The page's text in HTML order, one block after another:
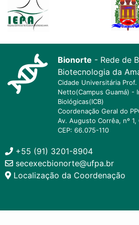
Bionorte - Rede de
Biotecnologia da
Cidade Universitária
Netto(Campus Guamá) -
Biológicas(ICB)
Coordenação Geral do
Av. Augusto Corrêa, nº 1,
CEP: 66.075-110
+55 (91) 3201-8904
secexecbionorte@ufpa.br
Localização da Coordenação